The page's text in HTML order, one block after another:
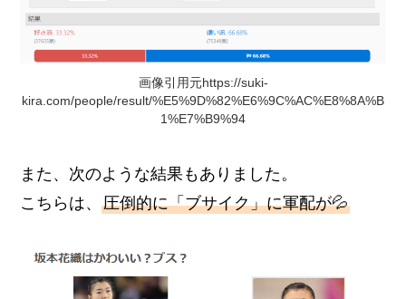
画像引用元https://suki-
kira.com/people/result/%E5%9D%82%E6%9C%AC%E8%8A%B
1%E7%B9%94
また、次のような結果もありました。
こちらは、圧倒的に「ブサイク」に軍配が💦